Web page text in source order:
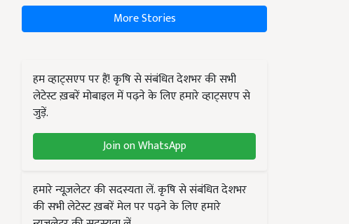
More Stories
हम व्हाट्सएप पर हैं! कृषि से संबंधित देशभर की सभी
लेटेस्ट ख़बरें मोबाइल में पढ़ने के लिए हमारे व्हाट्सएप से
जुड़ें.
Join on WhatsApp
हमारे न्यूज़लेटर की सदस्यता लें. कृषि से संबंधित देशभर
की सभी लेटेस्ट ख़बरें मेल पर पढ़ने के लिए हमारे